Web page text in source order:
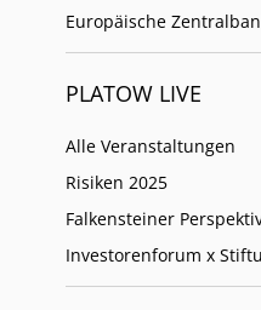
Europäische
PLATOW LIVE
Alle Veranstaltungen
Risiken 2025
Falkensteiner
Investorenforum x